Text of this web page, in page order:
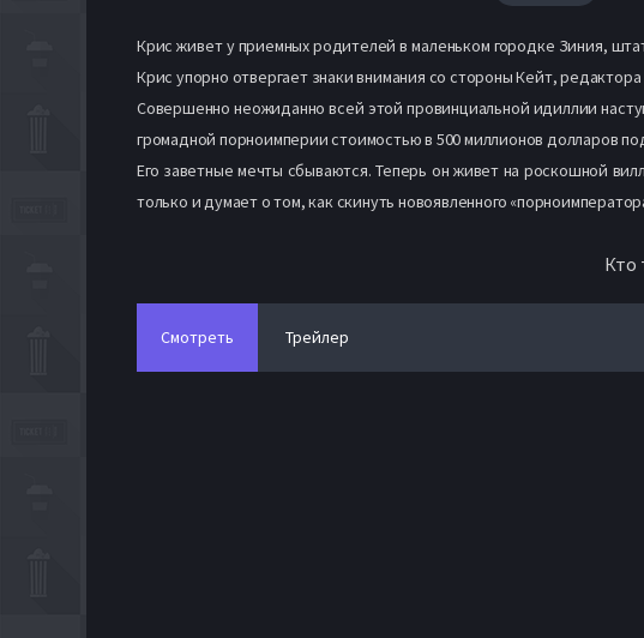
Крис живет у приемных родителей в маленьком городке Зиния,
Крис упорно отвергает знаки внимания со стороны Кейт,
Совершенно неожиданно всей этой провинциальной идиллии
громадной порноимперии стоимостью в 500 миллионов долларов
Его заветные мечты сбываются. Теперь он живет на роскошной
только и думает о том, как скинуть новоявленного
Кто
Смотреть Трейлер